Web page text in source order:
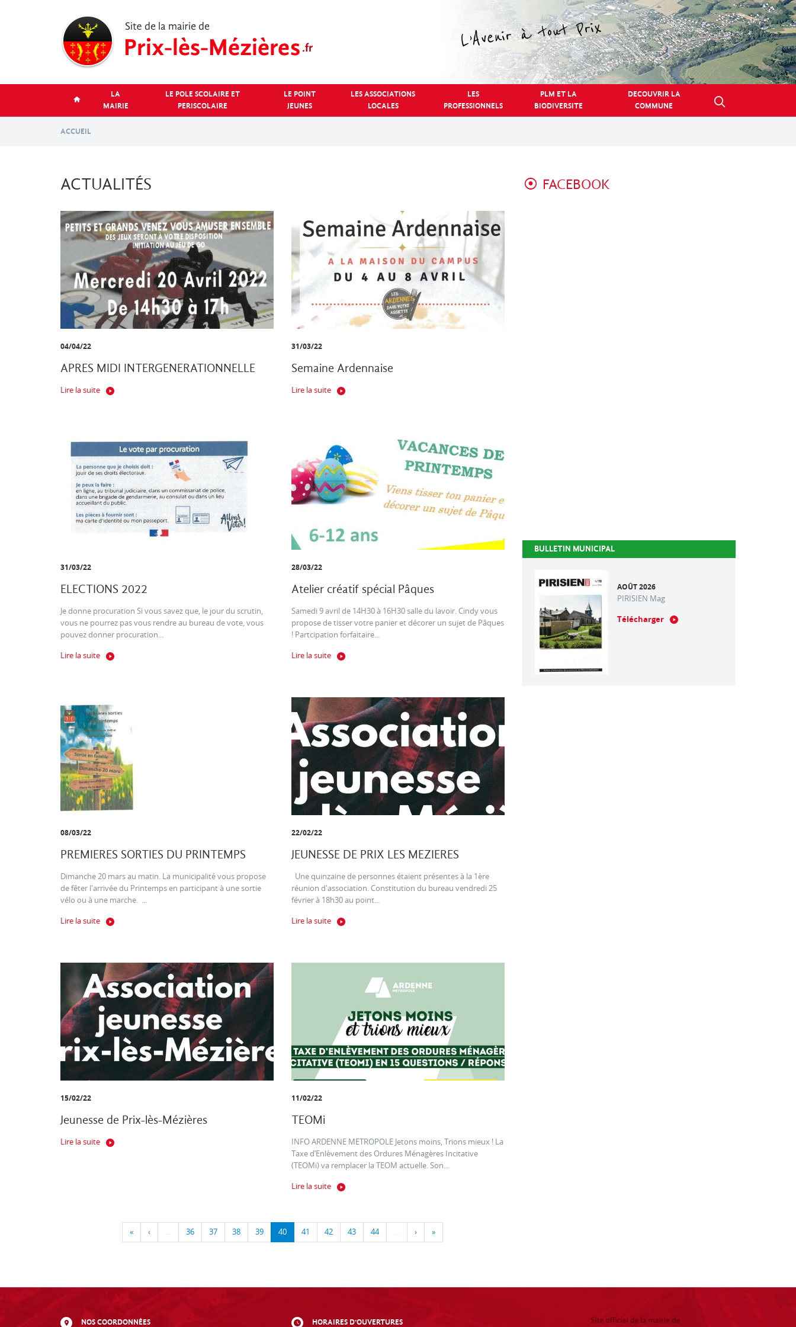
LA
MAIRIE
LE POLE SCOLAIRE ET
PERISCOLAIRE
LE POINT
JEUNES
LES ASSOCIATIONS
LOCALES
LES
PROFESSIONNELS
PLM ET LA
BIODIVERSITE
DECOUVRIR LA
COMMUNE
ACCUEIL
ACTUALITÉS
04/04/22
APRES MIDI INTERGENERATIONNELLE
Lire la suite
31/03/22
Semaine Ardennaise
Lire la suite
31/03/22
ELECTIONS 2022
Je donne procuration Si vous savez que, le jour du scrutin,
vous ne pourrez pas vous rendre au bureau de vote, vous
pouvez donner procuration...
Lire la suite
28/03/22
Atelier créatif spécial Pâques
Samedi 9 avril de 14H30 à 16H30 salle du lavoir. Cindy vous
propose de tisser votre panier et décorer un sujet de Pâques
! Partcipation forfaitaire...
Lire la suite
08/03/22
PREMIERES SORTIES DU PRINTEMPS
Dimanche 20 mars au matin. La municipalité vous propose
de fêter l'arrivée du Printemps en participant à une sortie
vélo ou à une marche. ...
Lire la suite
22/02/22
JEUNESSE DE PRIX LES MEZIERES
Une quinzaine de personnes étaient présentes à la 1ère
réunion d'association. Constitution du bureau vendredi 25
février à 18h30 au point...
Lire la suite
15/02/22
Jeunesse de Prix-lès-Mézières
Lire la suite
11/02/22
TEOMi
INFO ARDENNE METROPOLE Jetons moins, Trions mieux ! La
Taxe d’Enlèvement des Ordures Ménagères Incitative
(TEOMi) va remplacer la TEOM actuelle. Son...
Lire la suite
« ‹ … 36 37 38 39 40 41 42 43 44 … › »
FACEBOOK
BULLETIN MUNICIPAL
AOÛT 2026
PIRISIEN Mag
Télécharger
NOS COORDONNÉES HORAIRES D'OUVERTURES